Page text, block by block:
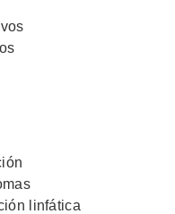
linfática